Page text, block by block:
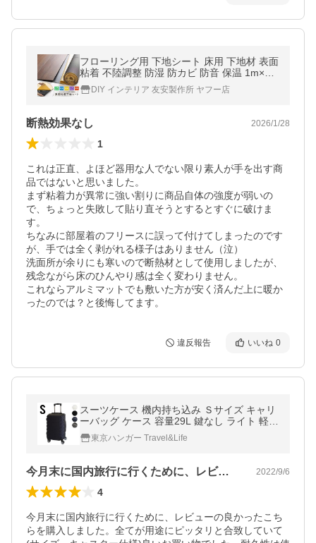
フローリング用 下地シート 床用 下地材 表面
粘着 不陸調整 防湿 防カビ 防音 保温 1m×10
m C-F-3 C-F-3
DIY インテリア 友安製作所 ヤフー店
断熱効果なし 2026/1/28
1
これは正直、よほど器用な人でない限り素人が手を出す商
品ではないと思いました。
まず粘着力が異常に強い割りに商品自体の強度が弱いの
で、ちょっと失敗して貼り直そうとするとすぐに破けま
す。
ちなみに部屋着のフリースに誤って付けてしまったのです
が、手では全く剥がれる様子はありません（泣）
洗面所が余りにも寒いので断熱材として使用しましたが、
残念ながら床のひんやり感は全く変わりません。
これならアルミマットでも敷いた方が安く済んだ上に暖か
ったのでは？と後悔してます。
違反報告 いいね 0
スーツケース 機内持ち込み Ｓサイズ キャリ
ーバッグ ケース 容量29L 鍵なし ライト 軽量
重さ約2.6kg 静音
東京ハンガー Travel&Life
今月末に国内旅行に行くために、レビュー… 2022/9/6
4
今月末に国内旅行に行くために、レビューの良かったこち
らを購入しました。全てが用途にピッタリと合致していて